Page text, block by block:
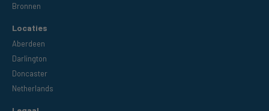
Bronnen
Locaties
Aberdeen
Darlington
Doncaster
Netherlands